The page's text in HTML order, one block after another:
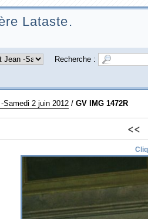
Lataste.
Recherche :
Samedi 2 juin 2012 / GV IMG 1472R
<<